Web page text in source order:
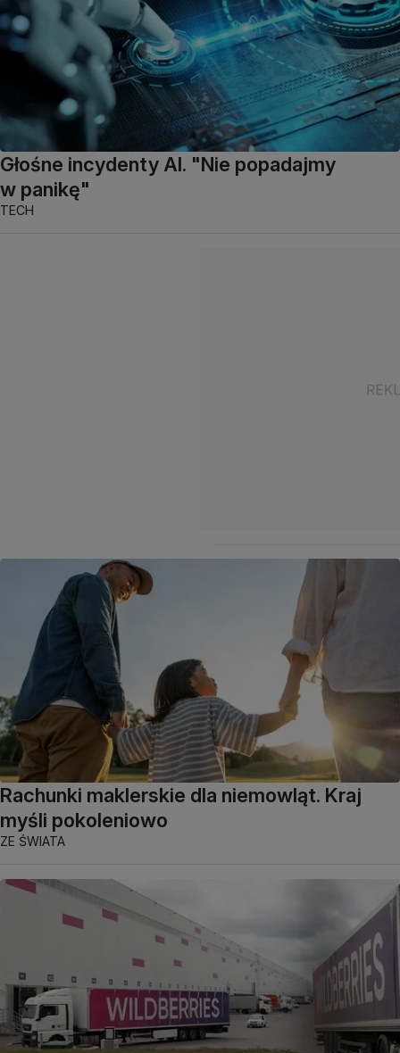
Głośne incydenty AI. "Nie popadajmy
w panikę"
TECH
Rachunki maklerskie dla niemowląt. Kraj
myśli pokoleniowo
ZE ŚWIATA